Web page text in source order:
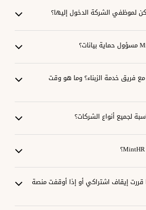
لموظفي الشركة الدخول إليها؟
فريق خدمة الزبناء؟ وما هو وقت
قررت إيقاف اشتراكي أو إذا أوقفت منصة